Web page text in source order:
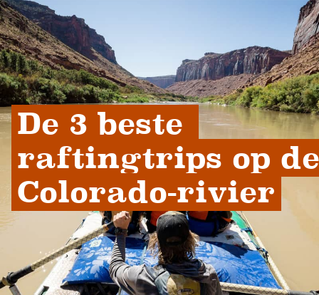
De 3 beste
raftingtrips op de
Colorado-rivier